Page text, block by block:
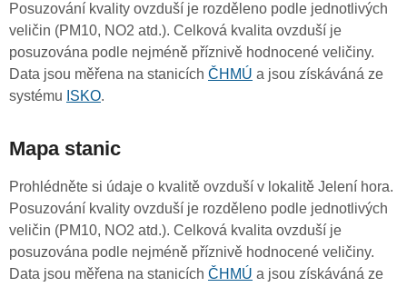
Posuzování kvality ovzduší je rozděleno podle jednotlivých
veličin (PM10, NO2 atd.). Celková kvalita ovzduší je
posuzována podle nejméně příznivě hodnocené veličiny.
Data jsou měřena na stanicích ČHMÚ a jsou získáváná ze
systému ISKO.
Mapa stanic
Prohlédněte si údaje o kvalitě ovzduší v lokalitě Jelení hora.
Posuzování kvality ovzduší je rozděleno podle jednotlivých
veličin (PM10, NO2 atd.). Celková kvalita ovzduší je
posuzována podle nejméně příznivě hodnocené veličiny.
Data jsou měřena na stanicích ČHMÚ a jsou získáváná ze